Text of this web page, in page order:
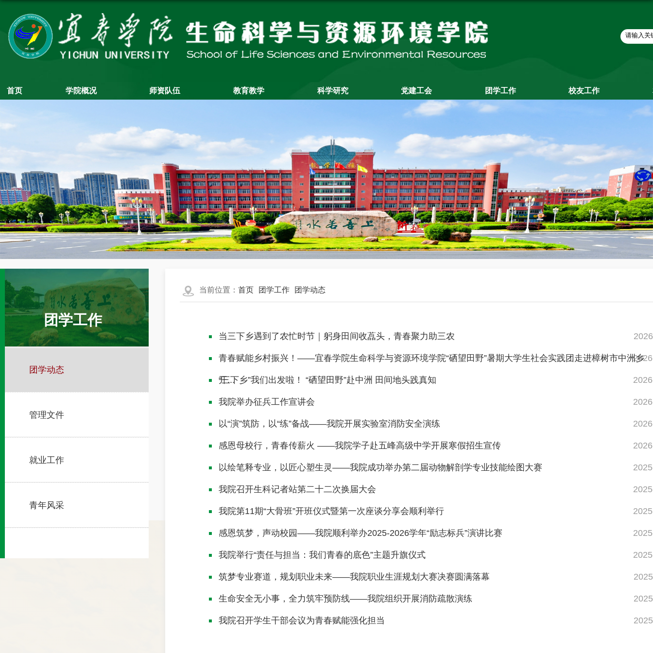
首页 学院概况 师资队伍 教育教学 科学研究 党建工会 团学工作 校友工作
团学工作
团学动态
管理文件
就业工作
青年风采
当前位置： 首页 团学工作 团学动态
当三下乡遇到了农忙时节｜躬身田间收藠头，青春聚力助三农
青春赋能乡村振兴！——宜春学院生命科学与资源环境学院“硒望田野”暑期大学生社会实践团走进樟树市中洲乡
开...
“三下乡”我们出发啦！ “硒望田野”赴中洲 田间地头践真知
我院举办征兵工作宣讲会
以“演”筑防，以“练”备战——我院开展实验室消防安全演练
感恩母校行，青春传薪火 ——我院学子赴五峰高级中学开展寒假招生宣传
以绘笔释专业，以匠心塑生灵——我院成功举办第二届动物解剖学专业技能绘图大赛
我院召开生科记者站第二十二次换届大会
我院第11期“大骨班”开班仪式暨第一次座谈分享会顺利举行
感恩筑梦，声动校园——我院顺利举办2025-2026学年“励志标兵”演讲比赛
我院举行“责任与担当：我们青春的底色”主题升旗仪式
筑梦专业赛道，规划职业未来——我院职业生涯规划大赛决赛圆满落幕
生命安全无小事，全力筑牢预防线——我院组织开展消防疏散演练
我院召开学生干部会议为青春赋能强化担当